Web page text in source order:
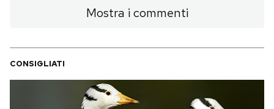
Mostra i commenti
CONSIGLIATI